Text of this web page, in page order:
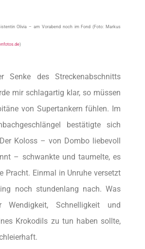
Olivia – am Vorabend noch im Fond(Foto: Markus
)
Senke des Streckenabschnitts
mir schlagartig klar, so müssen
von Supertankern fühlen. Im
bestätigte sich
Koloss – von Dombo liebevoll
– schwankte und taumelte, es
Pracht. Einmal in Unruhe versetzt
noch stundenlang nach. Was
Schnelligkeit und
Krokodils zu tun haben sollte,